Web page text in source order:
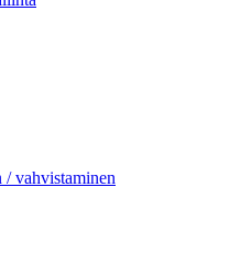
/ vahvistaminen